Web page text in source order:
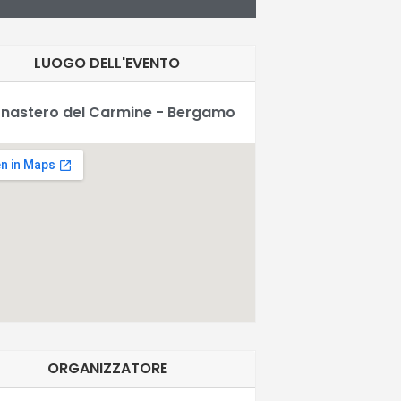
LUOGO DELL'EVENTO
del Carmine - Bergamo
ORGANIZZATORE